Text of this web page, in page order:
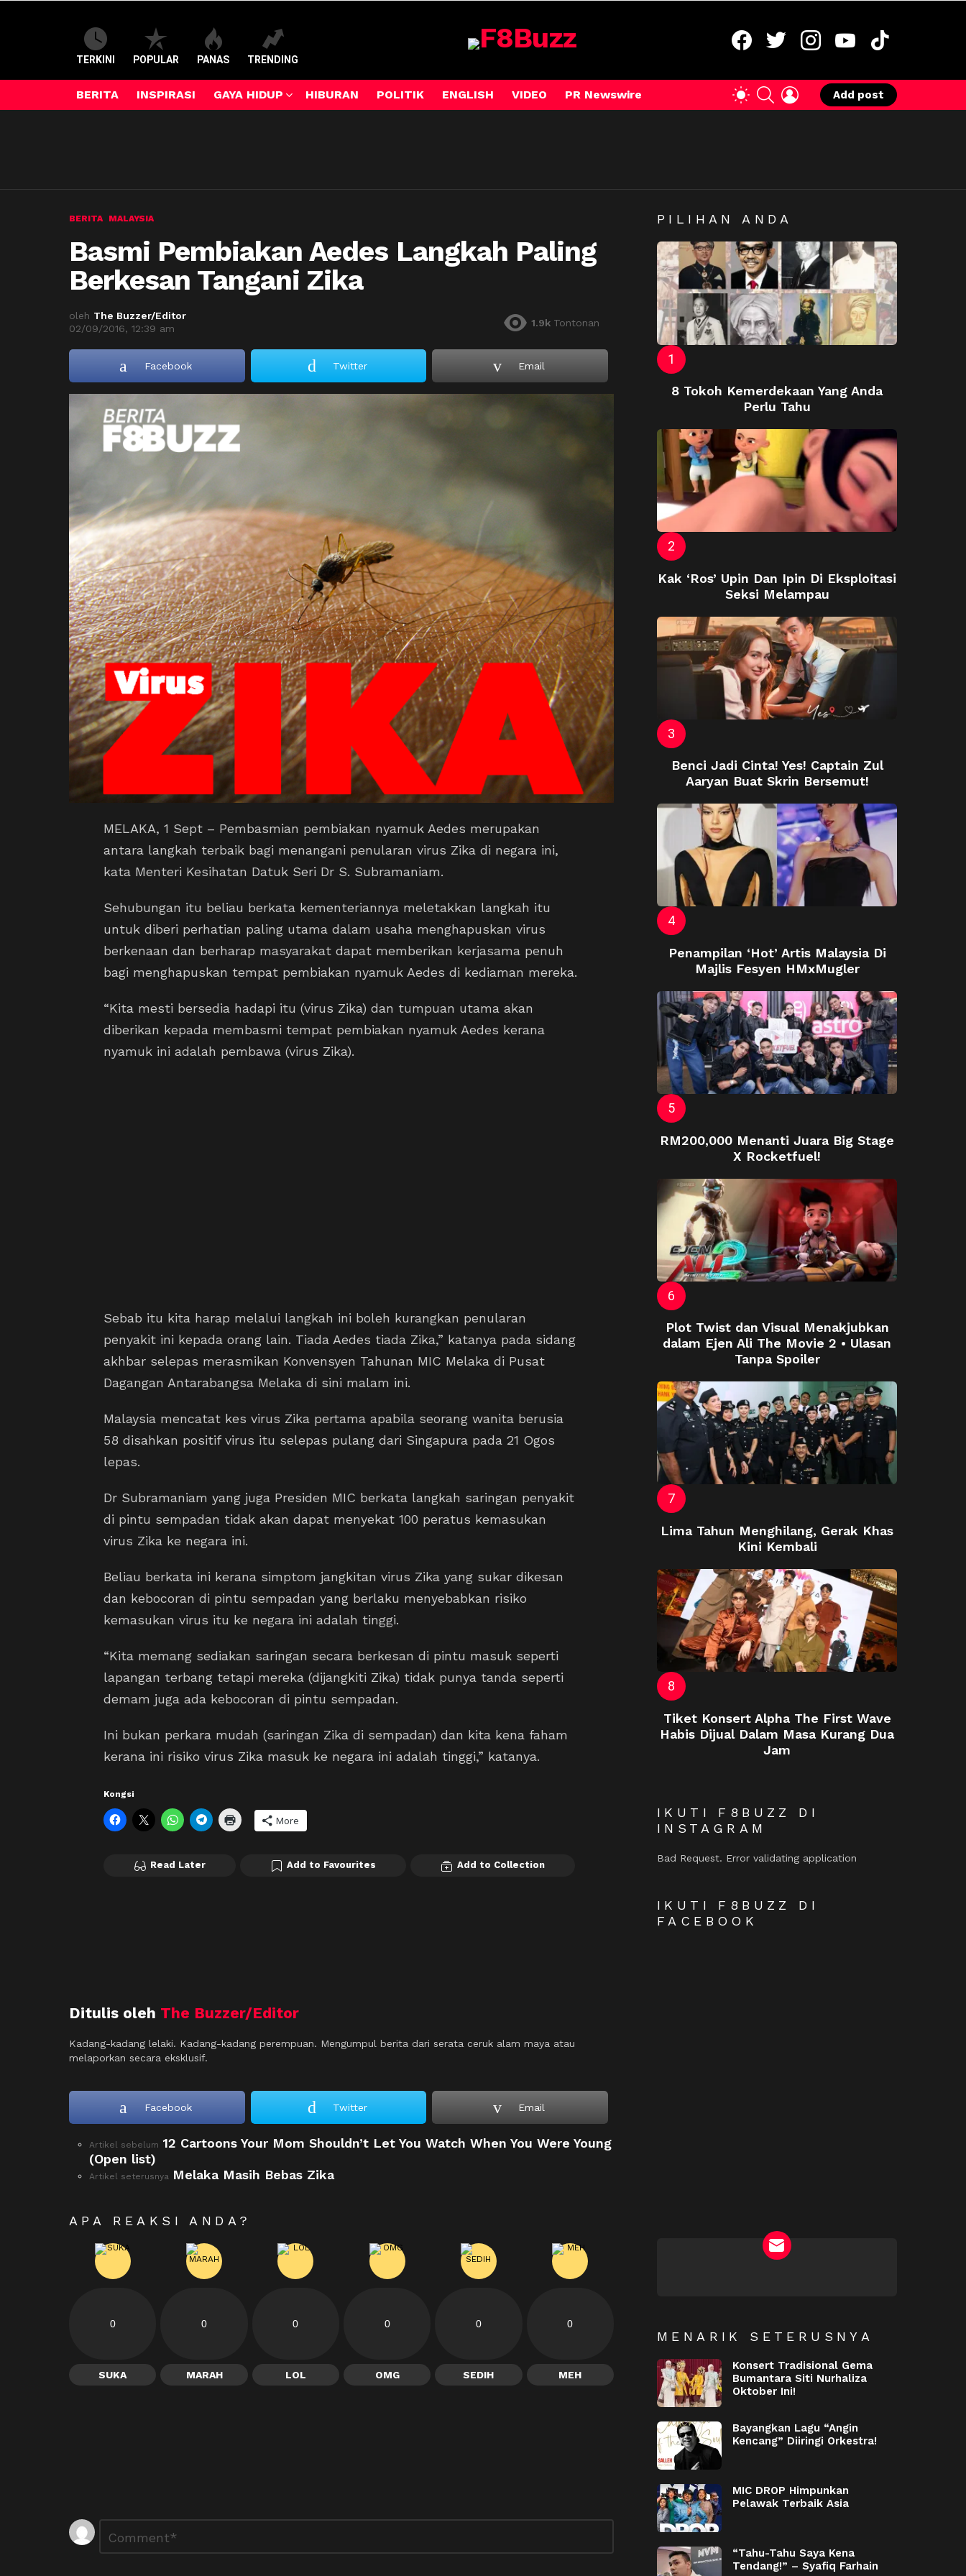
TERKINI POPULAR PANAS TRENDING
BERITA INSPIRASI GAYA HIDUP HIBURAN POLITIK ENGLISH VIDEO PR Newswire
SWITCHSEARCHLOGIN
Add post
BERITA MALAYSIA
Basmi Pembiakan Aedes Langkah Paling
Berkesan Tangani Zika
oleh The Buzzer/Editor
02/09/2016, 12:39 am
1.9k Tontonan
Facebook Twitter Email
MELAKA, 1 Sept – Pembasmian pembiakan nyamuk Aedes merupakan
antara langkah terbaik bagi menangani penularan virus Zika di negara ini,
kata Menteri Kesihatan Datuk Seri Dr S. Subramaniam.
Sehubungan itu beliau berkata kementeriannya meletakkan langkah itu
untuk diberi perhatian paling utama dalam usaha menghapuskan virus
berkenaan dan berharap masyarakat dapat memberikan kerjasama penuh
bagi menghapuskan tempat pembiakan nyamuk Aedes di kediaman mereka.
“Kita mesti bersedia hadapi itu (virus Zika) dan tumpuan utama akan
diberikan kepada membasmi tempat pembiakan nyamuk Aedes kerana
nyamuk ini adalah pembawa (virus Zika).
Sebab itu kita harap melalui langkah ini boleh kurangkan penularan
penyakit ini kepada orang lain. Tiada Aedes tiada Zika,” katanya pada sidang
akhbar selepas merasmikan Konvensyen Tahunan MIC Melaka di Pusat
Dagangan Antarabangsa Melaka di sini malam ini.
Malaysia mencatat kes virus Zika pertama apabila seorang wanita berusia
58 disahkan positif virus itu selepas pulang dari Singapura pada 21 Ogos
lepas.
Dr Subramaniam yang juga Presiden MIC berkata langkah saringan penyakit
di pintu sempadan tidak akan dapat menyekat 100 peratus kemasukan
virus Zika ke negara ini.
Beliau berkata ini kerana simptom jangkitan virus Zika yang sukar dikesan
dan kebocoran di pintu sempadan yang berlaku menyebabkan risiko
kemasukan virus itu ke negara ini adalah tinggi.
“Kita memang sediakan saringan secara berkesan di pintu masuk seperti
lapangan terbang tetapi mereka (dijangkiti Zika) tidak punya tanda seperti
demam juga ada kebocoran di pintu sempadan.
Ini bukan perkara mudah (saringan Zika di sempadan) dan kita kena faham
kerana ini risiko virus Zika masuk ke negara ini adalah tinggi,” katanya.
Kongsi
More
Read Later Add to Favourites Add to Collection
Ditulis oleh The Buzzer/Editor
Kadang-kadang lelaki. Kadang-kadang perempuan. Mengumpul berita dari serata ceruk alam maya atau
melaporkan secara eksklusif.
Facebook Twitter Email
See
more
Artikel sebelum 12 Cartoons Your Mom Shouldn’t Let You Watch When You Were Young
(Open list)
Artikel seterusnya Melaka Masih Bebas Zika
APA REAKSI ANDA?
0
SUKA
0
MARAH
0
LOL
0
OMG
0
SEDIH
0
MEH
Tinggalkan
Balasan
PILIHAN ANDA
8 Tokoh Kemerdekaan Yang Anda
Perlu Tahu
Kak ‘Ros’ Upin Dan Ipin Di Eksploitasi
Seksi Melampau
Benci Jadi Cinta! Yes! Captain Zul
Aaryan Buat Skrin Bersemut!
Penampilan ‘Hot’ Artis Malaysia Di
Majlis Fesyen HMxMugler
RM200,000 Menanti Juara Big Stage
X Rocketfuel!
Plot Twist dan Visual Menakjubkan
dalam Ejen Ali The Movie 2 • Ulasan
Tanpa Spoiler
Lima Tahun Menghilang, Gerak Khas
Kini Kembali
Tiket Konsert Alpha The First Wave
Habis Dijual Dalam Masa Kurang Dua
Jam
IKUTI F8BUZZ DI
INSTAGRAM
Bad Request. Error validating application
IKUTI F8BUZZ DI
FACEBOOK
MENARIK SETERUSNYA
Konsert Tradisional Gema
Bumantara Siti Nurhaliza
Oktober Ini!
Bayangkan Lagu “Angin
Kencang” Diiringi Orkestra!
MIC DROP Himpunkan
Pelawak Terbaik Asia
“Tahu-Tahu Saya Kena
Tendang!” – Syafiq Farhain